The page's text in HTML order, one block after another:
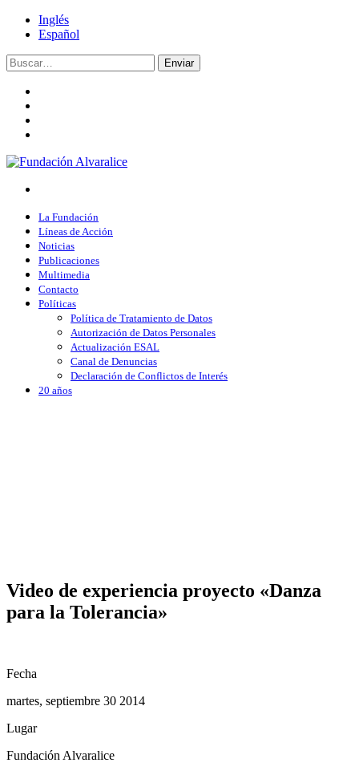
Inglés
Español
Enviar
La Fundación
Líneas de Acción
Noticias
Publicaciones
Multimedia
Contacto
Políticas
Política de Tratamiento de Datos
Autorización de Datos Personales
Actualización ESAL
Canal de Denuncias
Declaración de Conflictos de Interés
20 años
Video de experiencia proyecto «Danza
para la Tolerancia»
Fecha
martes, septiembre 30 2014
Lugar
Fundación Alvaralice